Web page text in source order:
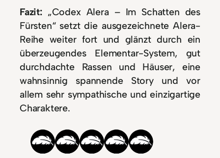
Fazit:„Codex Alera – Im Schatten des
Fürsten“ setzt die ausgezeichnete Alera-
Reihe weiter fort und glänzt durch ein
überzeugendes Elementar-System, gut
durchdachte Rassen und Häuser, eine
wahnsinnig spannende Story und vor
allem sehr sympathische und einzigartige
Charaktere.